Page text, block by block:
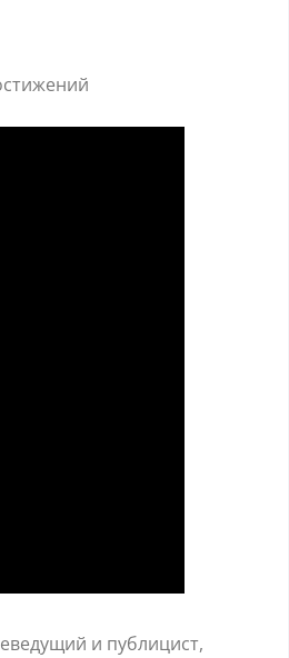
и публицист,